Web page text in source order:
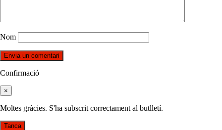
Nom
Confirmació
×
Moltes gràcies. S'ha subscrit correctament al butlletí.
Tanca